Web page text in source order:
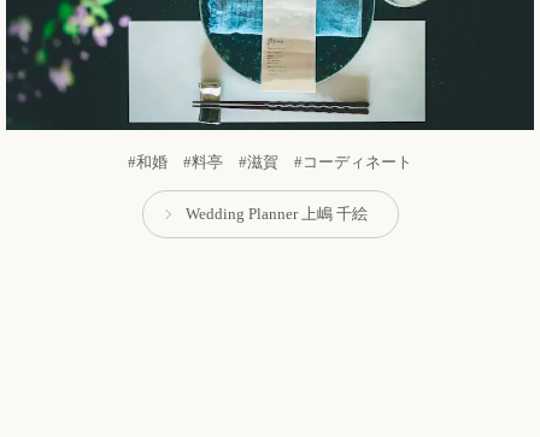
#和婚 #料亭 #滋賀 #コーディネート
Wedding Planner 上嶋 千絵